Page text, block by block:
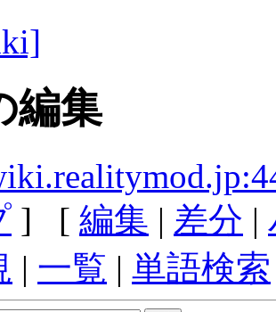
編集
] [ 編集 | 差分 |
| 一覧 | 単語検索